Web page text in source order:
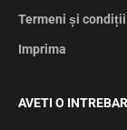
Termeni și
Imprima
AVETI O